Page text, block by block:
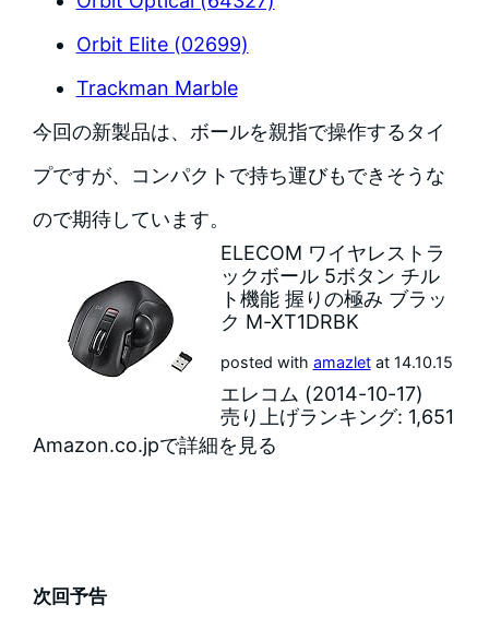
Orbit Elite (02699)
Trackman Marble
今回の新製品は、ボールを親指で操作するタイ
プですが、コンパクトで持ち運びもできそうな
ので期待しています。
ELECOM ワイヤレストラ
ックボール 5ボタン チル
ト機能 握りの極み ブラッ
ク M-XT1DRBK
posted with amazletat 14.10.15
エレコム (2014-10-17)
売り上げランキング: 1,651
Amazon.co.jpで詳細を見る
次回予告